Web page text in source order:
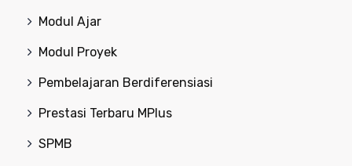
Modul Ajar
Modul Proyek
Pembelajaran Berdiferensiasi
Prestasi Terbaru MPlus
SPMB